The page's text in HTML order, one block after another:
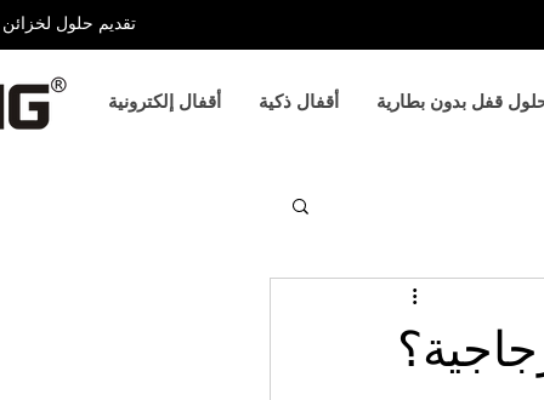
تقديم حلول لخزائن
أقفال إلكترونية أقفال ذكية قفل بدون بطارية